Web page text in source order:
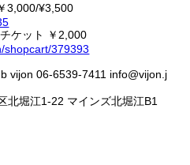
3,000/¥3,500
ケット ￥2,000
shopcart/379393
vijon 06-6539-7411 info@vijon.j
北堀江1-22 マインズ北堀江B1